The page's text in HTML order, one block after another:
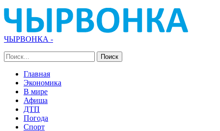
ЧЫРВОНКА -
Главная
Экономика
В мире
Афиша
ДТП
Погода
Спорт